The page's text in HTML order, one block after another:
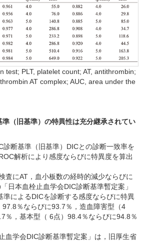
test; PLT, platelet count; AT, antithrombin;
AT complex; AUC, area under the
（旧基準）の特異性は充分継承されてい
断基準（旧基準）DICとの診断一致率を
解析により感度ならびに特異度を算出
査にAT，血小板数の経時的減少ならびに
日本血栓止血学会DIC診断基準暫定案」
準によるDICを診断する感度ならびに特異
97.8％ならびに93.7％，造血障害型（4
％，基本型（ 6点）98.4％ならびに94.8％
血学会DIC診断基準暫定案」は，旧厚生省